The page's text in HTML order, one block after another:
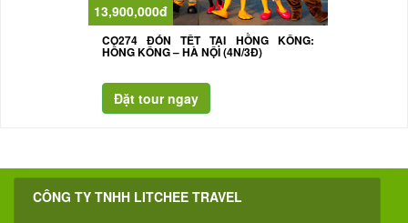
13,900,000đ
CO274 ĐÓN TÊT TẠI HỒNG KÔNG:
HỒNG KÔNG – HÀ NỘI (4N/3Đ)
CÔNG TY TNHH LITCHEE TRAVEL